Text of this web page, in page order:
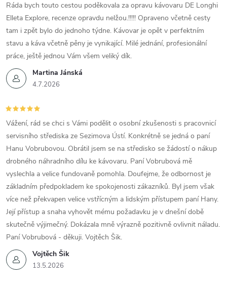
Martina Jánská
4.7.2026
Ráda bych touto cestou poděkovala za opravu kávovaru DE Longhi
Elleta Explore, recenze opravdu nelžou.!!!!! Opraveno včetně cesty
tam i zpět bylo do jednoho týdne. Kávovar je opět v perfektním
stavu a káva včetně pěny je vynikající. Milé jednání, profesionální
práce, ještě jednou Vám všem veliký dík.
Vojtěch Šik
13.5.2026
Vážení, rád se chci s Vámi podělit o osobní zkušenosti s pracovnicí
servisního střediska ze Sezimova Ústí. Konkrétně se jedná o paní
Hanu Vobrubovou. Obrátil jsem se na středisko se žádostí o nákup
drobného náhradního dílu ke kávovaru. Paní Vobrubová mě
vyslechla a velice fundovaně pomohla. Doufejme, že odbornost je
základním předpokladem ke spokojenosti zákazníků. Byl jsem však
více než překvapen velice vstřícným a lidským přístupem paní Hany.
Její přístup a snaha vyhovět mému požadavku je v dnešní době
skutečně výjimečný. Dokázala mně výrazně pozitivně ovlivnit náladu.
Paní Vobrubová - děkuji. Vojtěch Šik.